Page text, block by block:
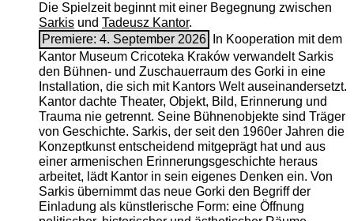
Die Spielzeit beginnt mit einer Begegnung zwischen
Sarkisund Tadeusz Kantor.
Premiere: 4. September 2026
In Kooperation mit dem
Kantor Museum Cricoteka Kraków verwandelt Sarkis
den Bühnen- und Zuschauerraum des Gorki in eine
Installation, die sich mit Kantors Welt auseinandersetzt.
Kantor dachte Theater, Objekt, Bild, Erinnerung und
Trauma nie getrennt. Seine Bühnenobjekte sind Träger
von Geschichte. Sarkis, der seit den 1960er Jahren die
Konzeptkunst entscheidend mitgeprägt hat und aus
einer armenischen ­Erinnerungsgeschichte heraus
arbeitet, lädt Kantor in sein eigenes Denken ein. Von
Sarkis übernimmt das neue Gorki den Begriff der
Einladung als künstlerische Form: eine Öffnung